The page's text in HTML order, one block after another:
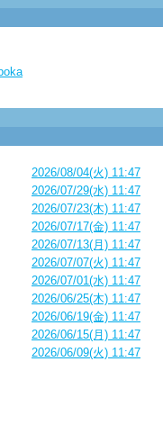
2026/08/04(火) 11:47
2026/07/29(水) 11:47
2026/07/23(木) 11:47
2026/07/17(金) 11:47
2026/07/13(月) 11:47
2026/07/07(火) 11:47
2026/07/01(水) 11:47
2026/06/25(木) 11:47
2026/06/19(金) 11:47
2026/06/15(月) 11:47
2026/06/09(火) 11:47